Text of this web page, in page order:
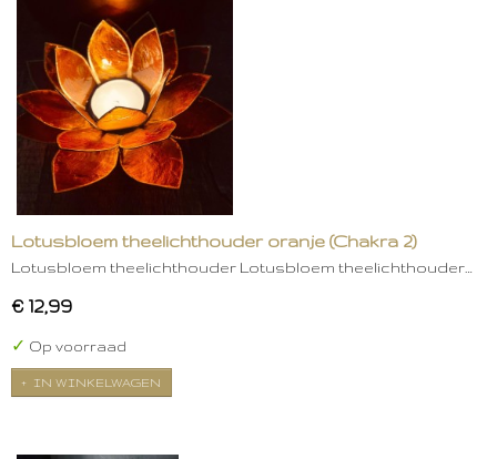
Lotusbloem theelichthouder oranje (Chakra 2)
Lotusbloem theelichthouder Lotusbloem theelichthouder…
€ 12,99
✓ Op voorraad
IN WINKELWAGEN